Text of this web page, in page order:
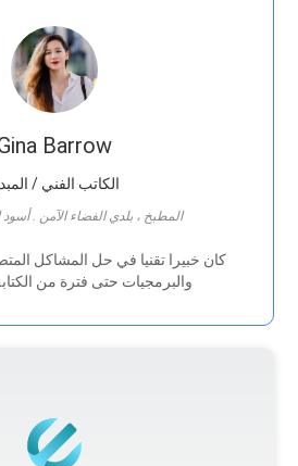
Barrow
الكاتب الفني /
المطبخ ، بلدي الفضاء الآمن .
والبرمجيات حتى فترة من